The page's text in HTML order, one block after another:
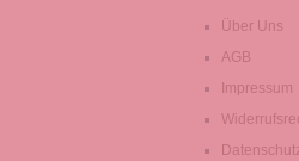
Über Uns
AGB
Impressum